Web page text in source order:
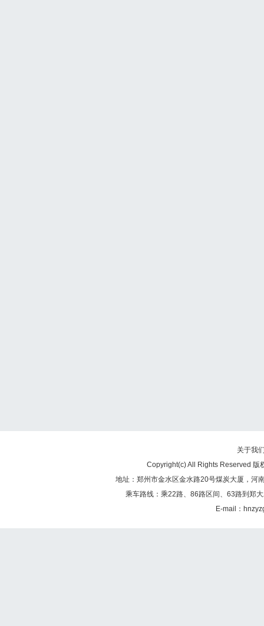
关于我
Copyright(c) All Rights Reserved 版
地址：郑州市金水区金水路20号煤炭大厦，河
乘车路线：乘22路、86路区间、63路到郑
E-mail：